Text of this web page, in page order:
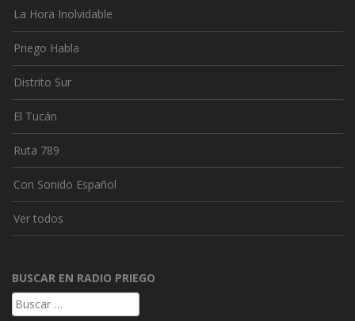
La Hora Inolvidable
Priego Habla
Distrito Sur
El Tucán
Ruta 789
Con Sonido Español
Ver todos
BUSCAR EN RADIO PRIEGO
Buscar: